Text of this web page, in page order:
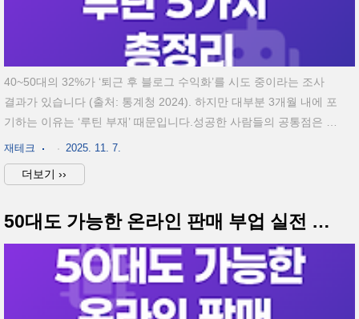
40~50대의 32%가 ‘퇴근 후 블로그 수익화’를 시도 중이라는 조사
결과가 있습니다 (출처: 통계청 2024). 하지만 대부분 3개월 내에 포
기하는 이유는 ‘루틴 부재’ 때문입니다.성공한 사람들의 공통점은 단
순합니다. 매일 일정한 시간에,정해진 루틴으로 콘텐츠를 쌓는다는
점이죠. 오늘은 실제 수익을 낸 4050 블로거 120명의 공통 루틴을
분석해,누구나 따라 할 수 있는 5가지 루틴으로 정리했습니다. 수익
수익 65~180만원, 작성 루틴 유지율 82%하루 1시간 20분 투자로
수익 발생 사례 다수누적 방문자 1만명 돌파까지 평균 2.7개월콘텐
츠 발행 주기 주 3회 이상일 때 광고 단가 1.5배 상승루틴 유형실행
시간대핵심 목표..
재테크 2025. 11. 7.
더보기 ››
50대도 가능한 온라인 판매 부업 실전 가이드